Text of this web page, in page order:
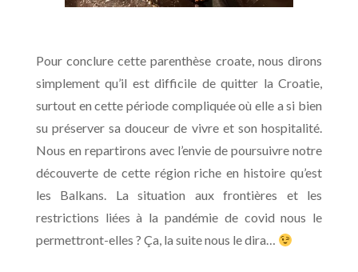
Pour conclure cette parenthèse croate, nous dirons
simplement qu’il est difficile de quitter la Croatie,
surtout en cette période compliquée où elle a si bien
su préserver sa douceur de vivre et son hospitalité.
Nous en repartirons avec l’envie de poursuivre notre
découverte de cette région riche en histoire qu’est
les Balkans. La situation aux frontières et les
restrictions liées à la pandémie de covid nous le
permettront-elles ? Ça, la suite nous le dira…